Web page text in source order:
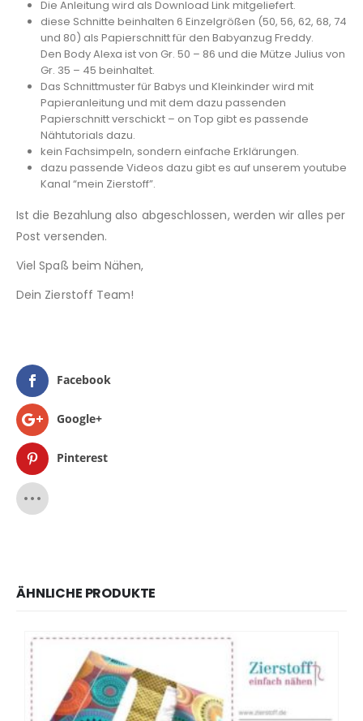
Die Anleitung wird als Download Link mitgeliefert.
diese Schnitte beinhalten 6 Einzelgrößen (50, 56, 62, 68, 74
und 80) als Papierschnitt für den Babyanzug Freddy.
Den Body Alexa ist von Gr. 50 – 86 und die Mütze Julius von
Gr. 35 – 45 beinhaltet.
Das Schnittmuster für Babys und Kleinkinder wird mit
Papieranleitung und mit dem dazu passenden
Papierschnitt verschickt – on Top gibt es passende
Nähtutorials dazu.
kein Fachsimpeln, sondern einfache Erklärungen.
dazu passende Videos dazu gibt es auf unserem youtube
Kanal “mein Zierstoff”.
Ist die Bezahlung also abgeschlossen, werden wir alles per
Post versenden.
Viel Spaß beim Nähen,
Dein Zierstoff Team!
Facebook
Google+
Pinterest
ÄHNLICHE PRODUKTE